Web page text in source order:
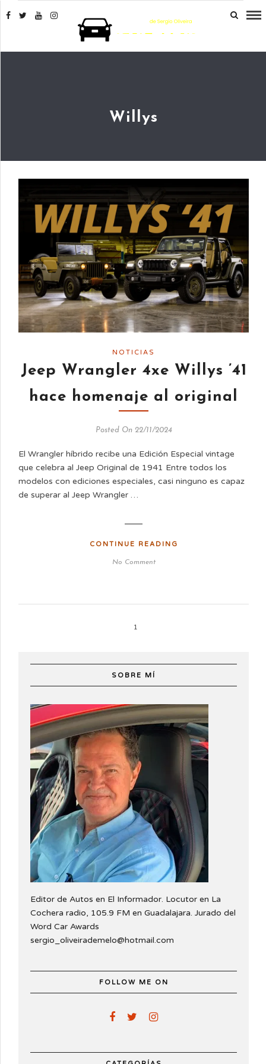
Willys
NOTICIAS
Jeep Wrangler 4xe Willys ’41
hace homenaje al original
Posted On 22/11/2024
El Wrangler híbrido recibe una Edición Especial vintage
que celebra al Jeep Original de 1941 Entre todos los
modelos con ediciones especiales, casi ninguno es capaz
de superar al Jeep Wrangler …
CONTINUE READING
No Comment
1
SOBRE MÍ
Editor de Autos en El Informador. Locutor en La
Cochera radio, 105.9 FM en Guadalajara. Jurado del
Word Car Awards
sergio_oliveirademelo@hotmail.com
FOLLOW ME ON